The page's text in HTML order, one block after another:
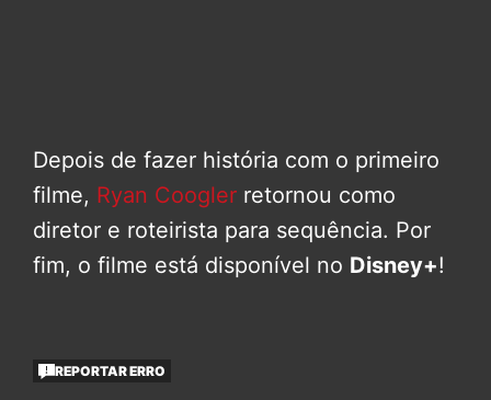
Depois de fazer história com o primeiro
filme, Ryan Coogler retornou como
diretor e roteirista para sequência. Por
fim, o filme está disponível no Disney+!
REPORTAR ERRO